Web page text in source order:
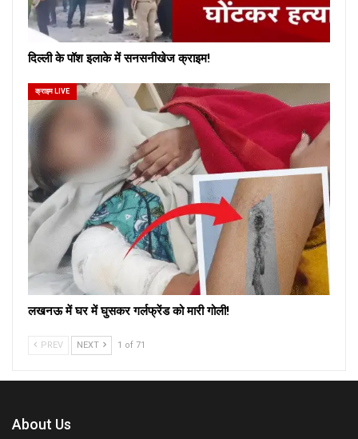
दिल्ली के पॉश इलाके में सनसनीखेज क्राइम!
क्राइम LIVE
लखनऊ में घर में घुसकर गर्लफ्रेंड को मारी गोली!
PREV NEXT 1 of 71
About Us